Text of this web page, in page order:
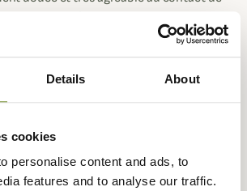
Details About
cookies
personalise content and ads, to
features and to analyse our traffic.
plusieurs tartan : le tartan sage, aux
et rouge sur fond beige et le tartan
fond navy et à carreaux blanc, bleu et
sur le torse ou les manches, les